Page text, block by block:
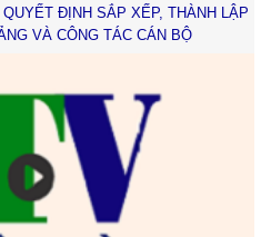
QUYẾT ĐỊNH SẮP XẾP, THÀNH LẬP
VÀ CÔNG TÁC CÁN BỘ